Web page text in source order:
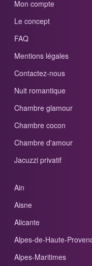
Mon compte
Le concept
FAQ
Mentions légales
Contactez-nous
Nuit romantique
Chambre glamour
Chambre cocon
Chambre d'amour
Jacuzzi privatif
Ain
Aisne
Alicante
Alpes-de-Haute-
Alpes-Maritimes